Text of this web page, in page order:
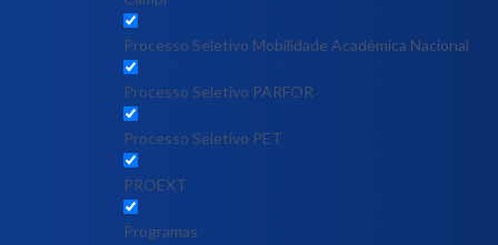
Processo Seletivo Mobilidade Acadêmica Nacional
Processo Seletivo PARFOR
Processo Seletivo PET
PROEXT
Programas